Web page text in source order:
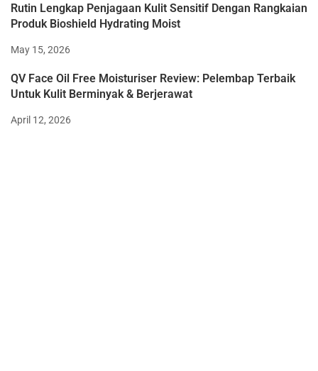
Rutin Lengkap Penjagaan Kulit Sensitif Dengan Rangkaian
Produk Bioshield Hydrating Moist
May 15, 2026
QV Face Oil Free Moisturiser Review: Pelembap Terbaik
Untuk Kulit Berminyak & Berjerawat
April 12, 2026